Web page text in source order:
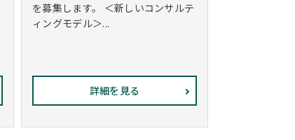
を募集します。 ＜新しいコンサルテ
ィングモデル＞...
詳細を見る